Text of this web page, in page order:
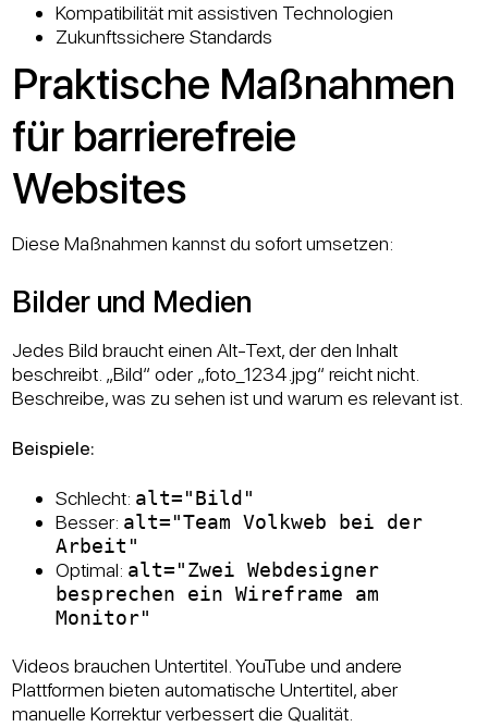
Kompatibilität mit assistiven Technologien
Zukunftssichere Standards
Praktische Maßnahmen
für barrierefreie
Websites
Diese Maßnahmen kannst du sofort umsetzen:
Bilder und Medien
Jedes Bild braucht einen Alt-Text, der den Inhalt
beschreibt. „Bild“ oder „foto_1234.jpg“ reicht nicht.
Beschreibe, was zu sehen ist und warum es relevant ist.
Beispiele:
Schlecht: alt="Bild"
Besser: alt="Team Volkweb bei der
Arbeit"
Optimal: alt="Zwei Webdesigner
besprechen ein Wireframe am
Monitor"
Videos brauchen Untertitel. YouTube und andere
Plattformen bieten automatische Untertitel, aber
manuelle Korrektur verbessert die Qualität.